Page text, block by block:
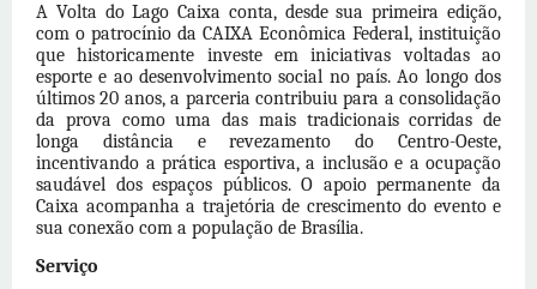
A Volta do Lago Caixa conta, desde sua primeira edição,
com o patrocínio da CAIXA Econômica Federal, instituição
que historicamente investe em iniciativas voltadas ao
esporte e ao desenvolvimento social no país. Ao longo dos
últimos 20 anos, a parceria contribuiu para a consolidação
da prova como uma das mais tradicionais corridas de
longa distância e revezamento do Centro-Oeste,
incentivando a prática esportiva, a inclusão e a ocupação
saudável dosespaços públicos. O apoio permanente da
Caixa acompanha a trajetória de crescimento do evento e
sua conexão com a população de Brasília.
Serviço